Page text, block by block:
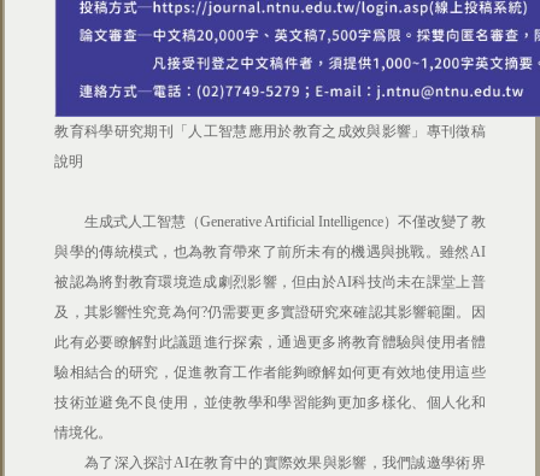
教育科學研究期刊「人工智慧應用於教育之成效與影響」專刊徵稿
說明
生成式人工智慧（Generative Artificial Intelligence）不僅改變了教
與學的傳統模式，也為教育帶來了前所未有的機遇與挑戰。雖然AI
被認為將對教育環境造成劇烈影響，但由於AI科技尚未在課堂上普
及，其影響性究竟為何?仍需要更多實證研究來確認其影響範圍。因
此有必要瞭解對此議題進行探索，通過更多將教育體驗與使用者體
驗相結合的研究，促進教育工作者能夠瞭解如何更有效地使用這些
技術並避免不良使用，並使教學和學習能夠更加多樣化、個人化和
情境化。
為了深入探討AI在教育中的實際效果與影響，我們誠邀學術界